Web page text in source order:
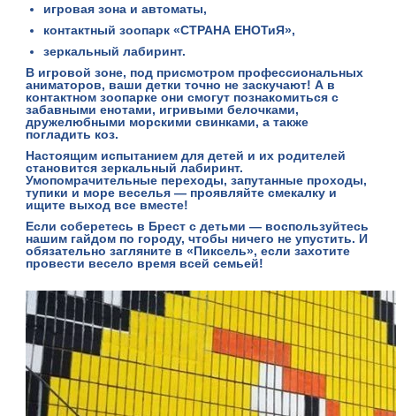
игровая зона и автоматы,
контактный зоопарк «СТРАНА ЕНОТиЯ»,
зеркальный лабиринт.
В игровой зоне, под присмотром профессиональных
аниматоров, ваши детки точно не заскучают! А в
контактном зоопарке они смогут познакомиться с
забавными енотами, игривыми белочками,
дружелюбными морскими свинками, а также
погладить коз.
Настоящим испытанием для детей и их родителей
становится зеркальный лабиринт.
Умопомрачительные переходы, запутанные проходы,
тупики и море веселья — проявляйте смекалку и
ищите выход все вместе!
Если соберетесь в Брест с детьми — воспользуйтесь
нашим гайдом по городу, чтобы ничего не упустить. И
обязательно загляните в «Пиксель», если захотите
провести весело время всей семьей!